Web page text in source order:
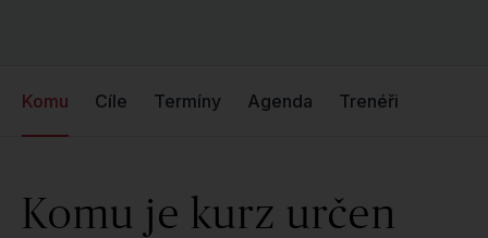
Komu Cíle Termíny Agenda Trenéři
Komu je kurz určen